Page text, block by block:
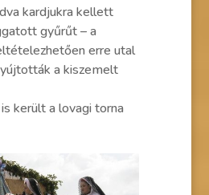
kardjukra kellett
gyűrűt – a
erre utal
a kiszemelt
került a lovagi torna